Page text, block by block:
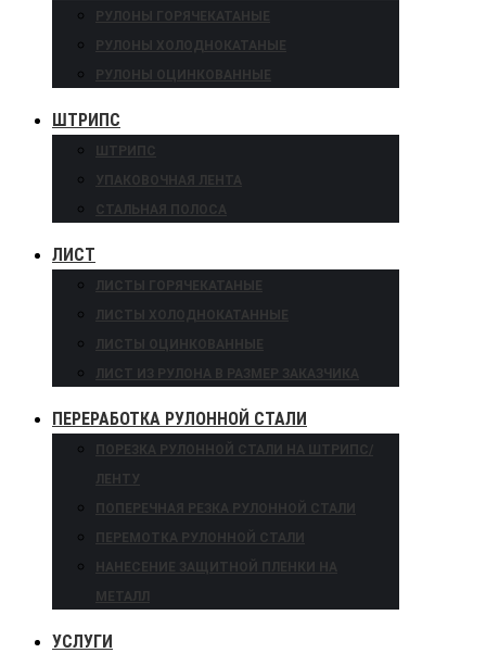
РУЛОНЫ ГОРЯЧЕКАТАНЫЕ
РУЛОНЫ ХОЛОДНОКАТАНЫЕ
РУЛОНЫ ОЦИНКОВАННЫЕ
ШТРИПС
ШТРИПС
УПАКОВОЧНАЯ ЛЕНТА
СТАЛЬНАЯ ПОЛОСА
ЛИСТ
ЛИСТЫ ГОРЯЧЕКАТАНЫЕ
ЛИСТЫ ХОЛОДНОКАТАННЫЕ
ЛИСТЫ ОЦИНКОВАННЫЕ
ЛИСТ ИЗ РУЛОНА В РАЗМЕР ЗАКАЗЧИКА
ПЕРЕРАБОТКА РУЛОННОЙ СТАЛИ
ПОРЕЗКА РУЛОННОЙ СТАЛИ НА ШТРИПС/
ЛЕНТУ
ПОПЕРЕЧНАЯ РЕЗКА РУЛОННОЙ СТАЛИ
ПЕРЕМОТКА РУЛОННОЙ СТАЛИ
НАНЕСЕНИЕ ЗАЩИТНОЙ ПЛЕНКИ НА
МЕТАЛЛ
УСЛУГИ